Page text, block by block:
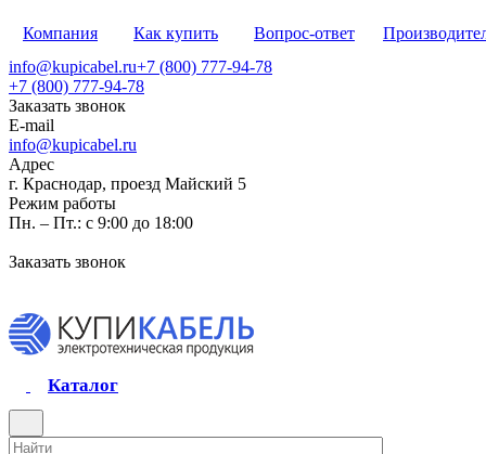
Компания Как купить Вопрос-ответ
info@kupicabel.ru+7 (800) 777-94-78
+7 (800) 777-94-78
Заказать звонок
E-mail
info@kupicabel.ru
Адрес
г. Краснодар, проезд Майский 5
Режим работы
Пн. – Пт.: с 9:00 до 18:00
Заказать звонок
Каталог